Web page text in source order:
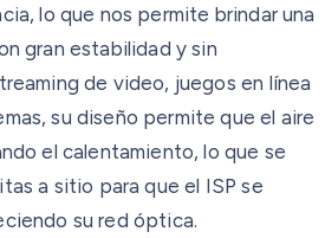
lo que nos permite brindar una
gran estabilidad y sin
de video, juegos en línea
su diseño permite que el aire
el calentamiento, lo que se
a sitio para que el ISP se
su red óptica.